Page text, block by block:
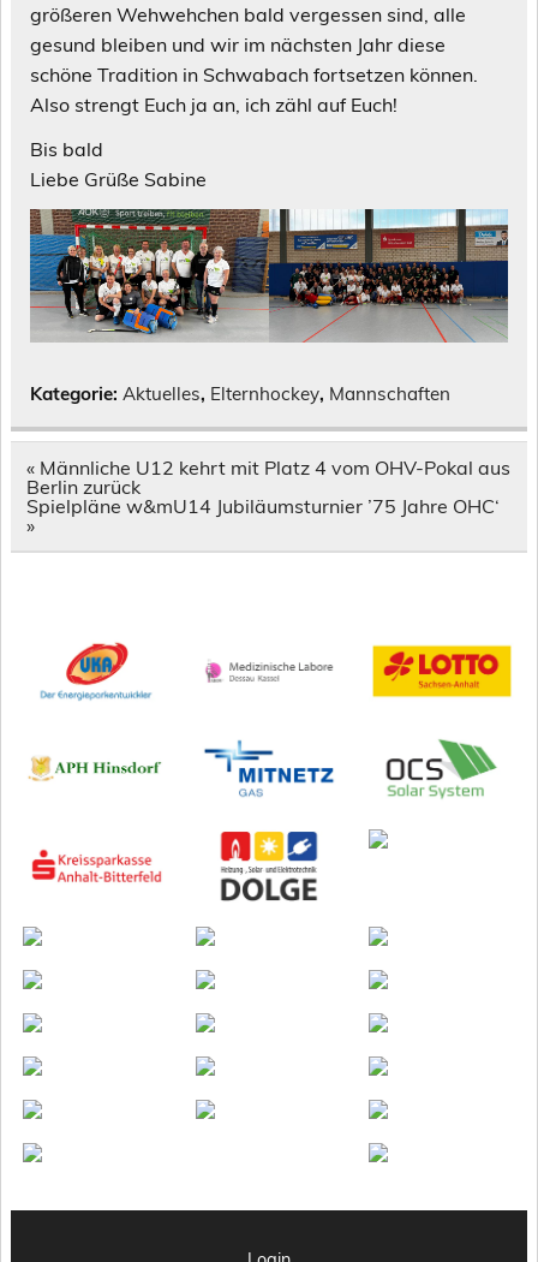
größeren Wehwehchen bald vergessen sind, alle
gesund bleiben und wir im nächsten Jahr diese
schöne Tradition in Schwabach fortsetzen können.
Also strengt Euch ja an, ich zähl auf Euch!
Bis bald
Liebe Grüße Sabine
Kategorie: Aktuelles, Elternhockey, Mannschaften
Beitragsnavigation
« Männliche U12 kehrt mit Platz 4 vom OHV-Pokal aus
Berlin zurück
Spielpläne w&mU14 Jubiläumsturnier ’75 Jahre OHC‘
»